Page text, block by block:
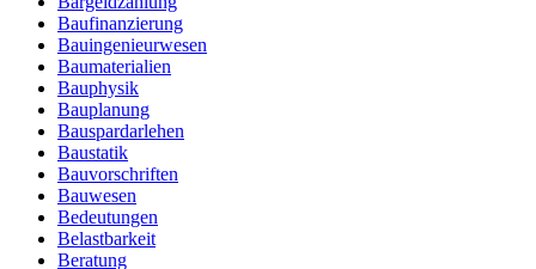
Baufinanzierung
Bauingenieurwesen
Baumaterialien
Bauphysik
Bauplanung
Bauspardarlehen
Baustatik
Bauvorschriften
Bauwesen
Bedeutungen
Belastbarkeit
Beratung